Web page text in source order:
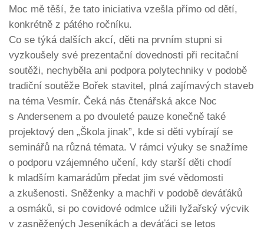
Moc mě těší, že tato iniciativa vzešla přímo od dětí,
konkrétně z pátého ročníku.
Co se týká dalších akcí, děti na prvním stupni si
vyzkoušely své prezentační dovednosti při recitační
soutěži, nechyběla ani podpora polytechniky v podobě
tradiční soutěže Bořek stavitel, plná zajímavých staveb
na téma Vesmír. Čeká nás čtenářská akce Noc
s Andersenem a po dvouleté pauze konečně také
projektový den „Škola jinak”, kde si děti vybírají se
seminářů na různá témata. V rámci výuky se snažíme
o podporu vzájemného učení, kdy starší děti chodí
k mladším kamarádům předat jim své vědomosti
a zkušenosti. Sněženky a machři v podobě deváťáků
a osmáků, si po covidové odmlce užili lyžařský výcvik
v zasněžených Jeseníkách a deváťáci se letos